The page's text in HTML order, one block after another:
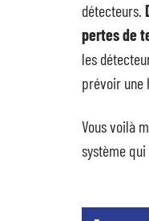
détecteurs.
pertes de
les
prévoir une
Vous voilà
système